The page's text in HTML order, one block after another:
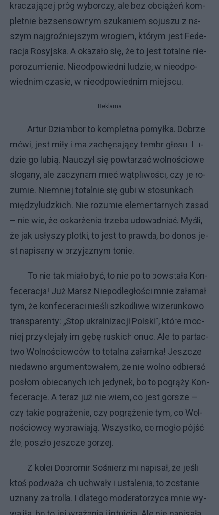
kra­cza­ją­cej próg wy­bor­czy, ale bez ob­cią­żeń kom­
plet­nie bez­sen­sow­nym szu­ka­niem so­ju­szu z na­
szym naj­groź­niej­szym wro­giem, któ­rym je­st Fe­de­
ra­cja Ro­syj­ska. A oka­za­ło się, że to je­st to­tal­ne nie­
po­ro­zu­mie­nie. Nie­od­po­wied­ni lu­dzie, w nie­od­po­
wied­nim cza­sie, w nie­od­po­wied­nim miej­scu.
Reklama
Ar­tur Dziam­bor to kom­plet­na po­mył­ka. Do­brze
mó­wi, je­st mi­ły i ma za­chę­ca­ją­cy tem­br gło­su. Lu­
dzie go lu­bią. Na­uczył się po­wta­rzać wol­no­ścio­we
slo­ga­ny, ale za­czy­nam mieć wąt­pli­wo­ści, czy je ro­
zu­mie. Nie­mniej to­tal­nie się gu­bi w sto­sun­ka­ch
mię­dzy­ludz­ki­ch. Nie ro­zu­mie ele­men­tar­ny­ch za­sad
– nie wie, że oskar­że­nia trze­ba udo­wad­niać. My­śli,
że jak usły­szy plot­ki, to je­st to praw­da, bo do­nos je­
st na­pi­sa­ny w przy­ja­znym to­nie.
To nie tak mia­ło być, to nie po to po­wsta­ła Kon­
fe­de­ra­cja! Już Mar­sz Nie­pod­le­gło­ści mnie za­ła­mał
tym, że kon­fe­de­ra­ci nie­śli szko­dli­we wi­ze­run­ko­wo
trans­pa­ren­ty: „Stop ukra­ini­za­cji Pol­ski”, któ­re moc­
niej przy­kle­ja­ły im gę­bę ru­ski­ch onuc. Ale to par­tac­
two Wol­no­ściow­ców to to­tal­na za­łam­ka! Jesz­cze
nie­daw­no ar­gu­men­to­wa­łem, że nie wol­no od­bie­rać
po­słom obie­ca­ny­ch ich je­dy­nek, bo to po­grą­ży Kon­
fe­de­ra­cje. A te­raz już nie wiem, co je­st gor­sze —
czy ta­kie po­grą­że­nie, czy po­grą­że­nie tym, co Wol­
no­ściow­cy wy­pra­wia­ją. Wszyst­ko, co mo­gło pój­ść
źle, po­szło jesz­cze go­rzej.
Z ko­lei Do­bro­mir So­śnie­rz mi na­pi­sał, że je­śli
ktoś pod­wa­ża ich uchwa­ły i usta­le­nia, to zo­sta­nie
uzna­ny za trol­la. I dla­te­go mo­de­ra­to­rzy­ca mnie wy­